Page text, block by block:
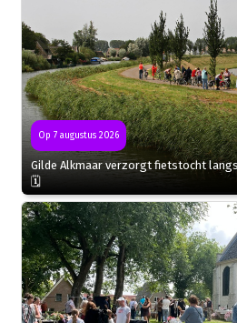
Op 7 augustus 2026
Gilde Alkmaar verzorgt fietstocht
🗓